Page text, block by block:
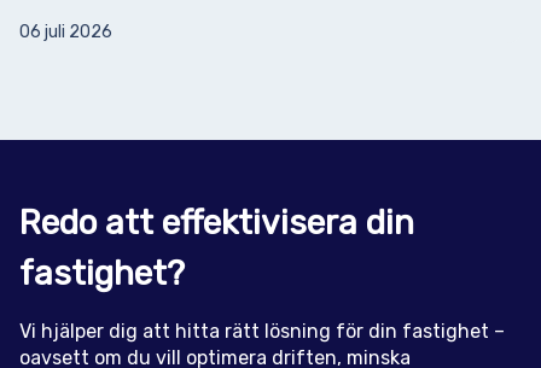
06 juli 2026
Redo att effektivisera din
fastighet?
Vi hjälper dig att hitta rätt lösning för din fastighet –
oavsett om du vill optimera driften, minska